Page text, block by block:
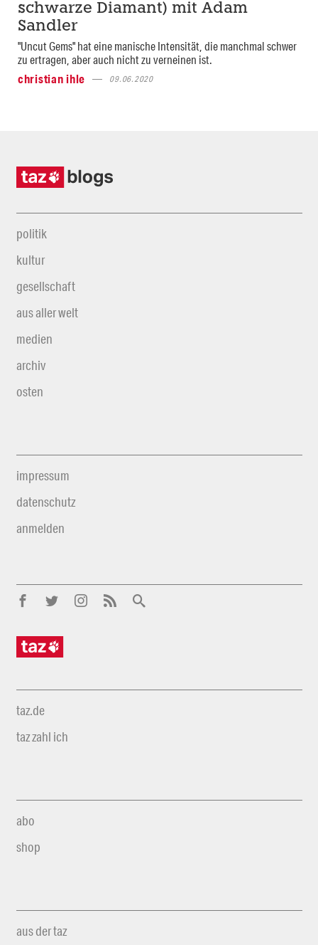
schwarze Diamant) mit Adam
Sandler
"Uncut Gems" hat eine manische Intensität, die manchmal schwer
zu ertragen, aber auch nicht zu verneinen ist.
christian ihle
09.06.2020
politik
kultur
gesellschaft
aus aller welt
medien
archiv
osten
impressum
datenschutz
anmelden
taz.de
taz zahl ich
abo
shop
aus der taz